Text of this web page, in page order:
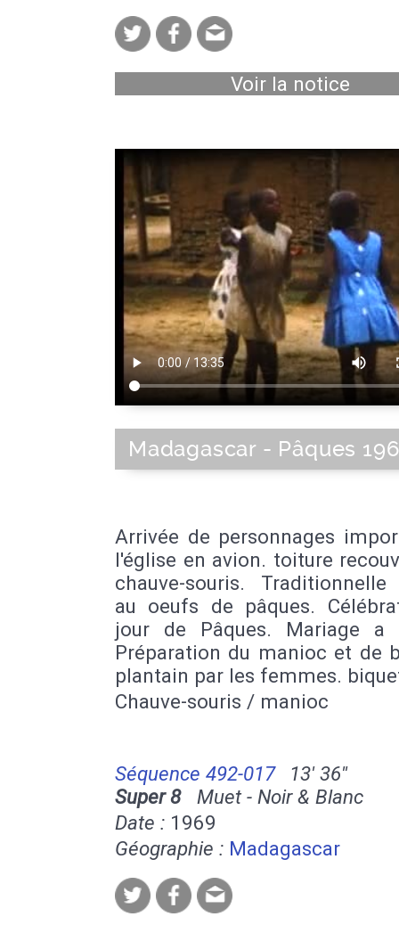
Voir la notice
Madagascar - Pâques
Arrivée de personnages
l'église en avion. toiture
chauve-souris. Traditionnelle
au oeufs de pâques.
jour de Pâques. Mariage a
Préparation du manioc et de
plantain par les femmes.
Chauve-souris / manioc
Séquence 492-017
13' 36''
Super 8Muet - Noir & Blanc
Date : 1969
Géographie : Madagascar